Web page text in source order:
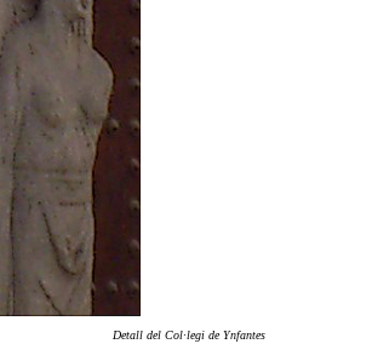
Detall del Col·legi de Ynfantes